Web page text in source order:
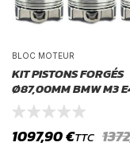
BLOC MOTEUR
KIT PISTONS FORGÉS
Ø87,00MM BMW M3
1097,90€TTC